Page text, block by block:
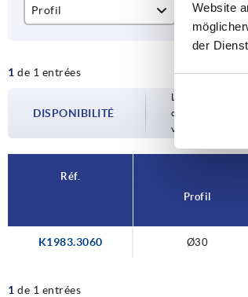
Website
der
Profil ESD à
oui
1 de 1 entrées
DISPONIBILITÉ
Les
d’expédition
votre commande.
Réf.
Profil
K1983.3060 Ø30
1 de 1 entrées